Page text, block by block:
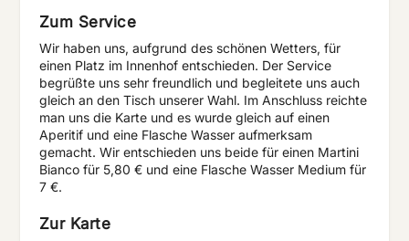
Zum Service
Wir haben uns, aufgrund des schönen Wetters, für
einen Platz im Innenhof entschieden. Der Service
begrüßte uns sehr freundlich und begleitete uns auch
gleich an den Tisch unserer Wahl. Im Anschluss reichte
man uns die Karte und es wurde gleich auf einen
Aperitif und eine Flasche Wasser aufmerksam
gemacht. Wir entschieden uns beide für einen Martini
Bianco für 5,80 € und eine Flasche Wasser Medium für
7 €.
Zur Karte